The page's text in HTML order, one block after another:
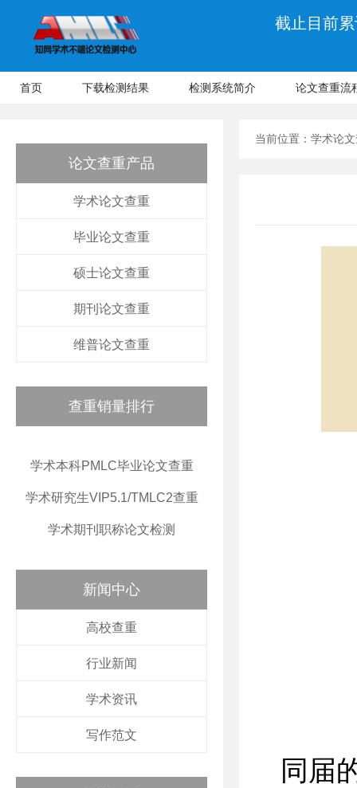
截止目前
首页 下载检测结果 检测系统简介 论文查重流
论文查重产品
学术论文查重
毕业论文查重
硕士论文查重
期刊论文查重
维普论文查重
查重销量排行
学术本科PMLC毕业论文查重
学术研究生VIP5.1/TMLC2查重
学术期刊职称论文检测
新闻中心
高校查重
行业新闻
学术资讯
写作范文
当前位置： 学术论
同届